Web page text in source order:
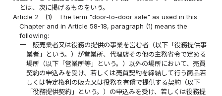
とは、次に掲げるものをいう。
Article 2
(1)
The term "door-to-door sale" as used in this
Chapter and in Article 58-18, paragraph (1) means the
following:
一
販売業者又は役務の提供の事業を営む者（以下「役務提供事
業者」という。）が営業所、代理店その他の主務省令で定める
場所（以下「営業所等」という。）以外の場所において、売買
契約の申込みを受け、若しくは売買契約を締結して行う商品若
しくは特定権利の販売又は役務を有償で提供する契約（以下
「役務提供契約」という。）の申込みを受け、若しくは役務提